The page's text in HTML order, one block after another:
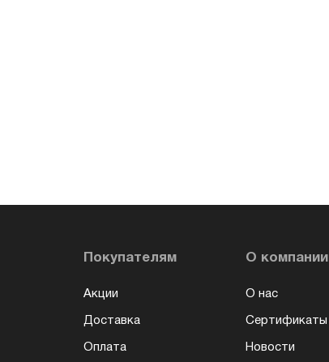
Покупателям
Акции
Доставка
Оплата
О компании
О нас
Сертификаты
Новости